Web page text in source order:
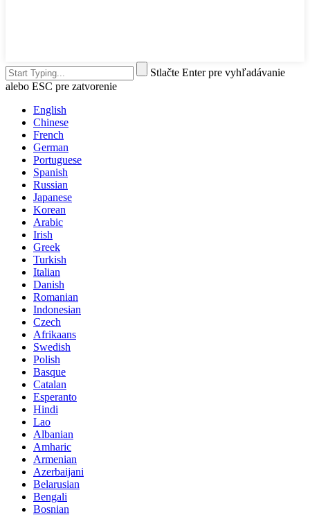
Stlačte Enter pre vyhľadávanie
alebo ESC pre zatvorenie
English
Chinese
French
German
Portuguese
Spanish
Russian
Japanese
Korean
Arabic
Irish
Greek
Turkish
Italian
Danish
Romanian
Indonesian
Czech
Afrikaans
Swedish
Polish
Basque
Catalan
Esperanto
Hindi
Lao
Albanian
Amharic
Armenian
Azerbaijani
Belarusian
Bengali
Bosnian